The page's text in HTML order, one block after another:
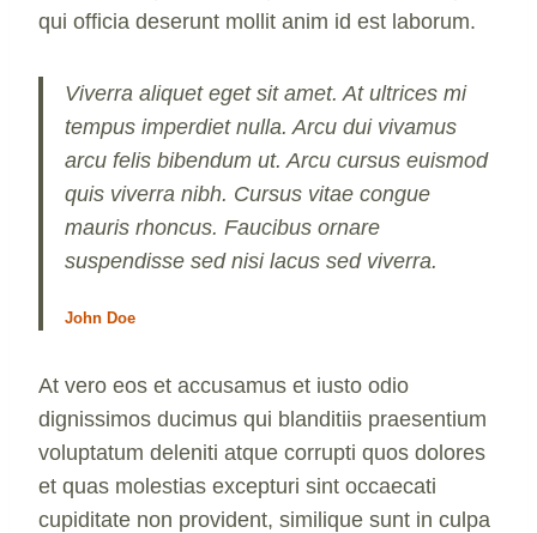
qui officia deserunt mollit anim id est laborum.
Viverra aliquet eget sit amet. At ultrices mi
tempus imperdiet nulla. Arcu dui vivamus
arcu felis bibendum ut. Arcu cursus euismod
quis viverra nibh. Cursus vitae congue
mauris rhoncus. Faucibus ornare
suspendisse sed nisi lacus sed viverra.
John Doe
At vero eos et accusamus et iusto odio
dignissimos ducimus qui blanditiis praesentium
voluptatum deleniti atque corrupti quos dolores
et quas molestias excepturi sint occaecati
cupiditate non provident, similique sunt in culpa